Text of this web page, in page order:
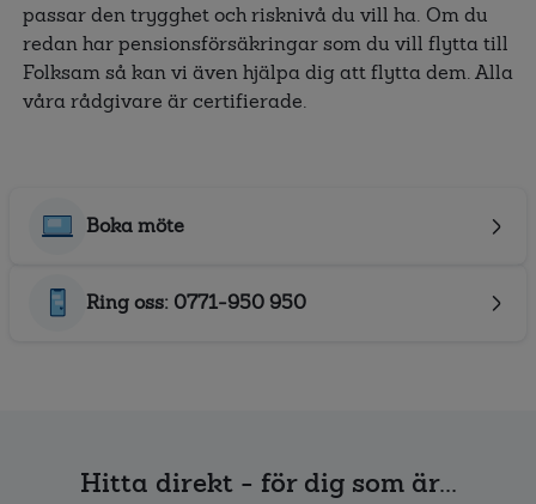
passar den trygghet och risknivå du vill ha. Om du
redan har pensionsförsäkringar som du vill flytta till
Folksam så kan vi även hjälpa dig att flytta dem. Alla
våra rådgivare är certifierade.
Boka möte
Ring oss: 0771-950 950
Hitta direkt - för dig som är...